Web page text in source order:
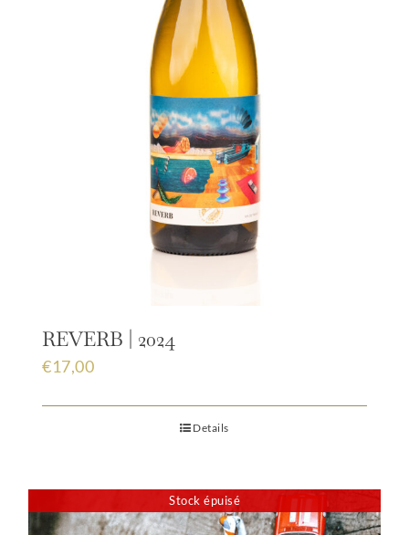
REVERB | 2024
€17,00
Details
Stock épuisé